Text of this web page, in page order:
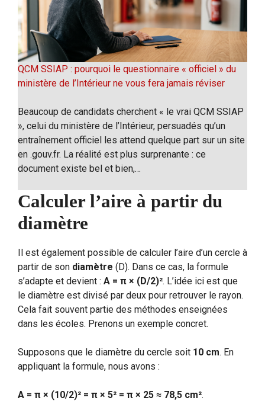
QCM SSIAP : pourquoi le questionnaire « officiel » du
ministère de l’Intérieur ne vous fera jamais réviser
Beaucoup de candidats cherchent « le vrai QCM SSIAP
», celui du ministère de l’Intérieur, persuadés qu’un
entraînement officiel les attend quelque part sur un site
en .gouv.fr. La réalité est plus surprenante : ce
document existe bel et bien,…
Calculer l’aire à partir du
diamètre
Il est également possible de calculer l’aire d’un cercle à
partir de son diamètre (D). Dans ce cas, la formule
s’adapte et devient : A = π × (D/2)². L’idée ici est que
le diamètre est divisé par deux pour retrouver le rayon.
Cela fait souvent partie des méthodes enseignées
dans les écoles. Prenons un exemple concret.
Supposons que le diamètre du cercle soit 10 cm. En
appliquant la formule, nous avons :
A = π × (10/2)² = π × 5² = π × 25 ≈ 78,5 cm².